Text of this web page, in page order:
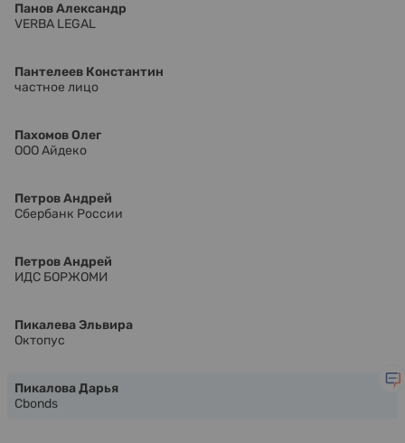
Панов Александр
VERBA LEGAL
Пантелеев Константин
частное лицо
Пахомов Олег
ООО Айдеко
Петров Андрей
Сбербанк России
Петров Андрей
ИДС БОРЖОМИ
Пикалева Эльвира
Октопус
Пикалова Дарья
Cbonds